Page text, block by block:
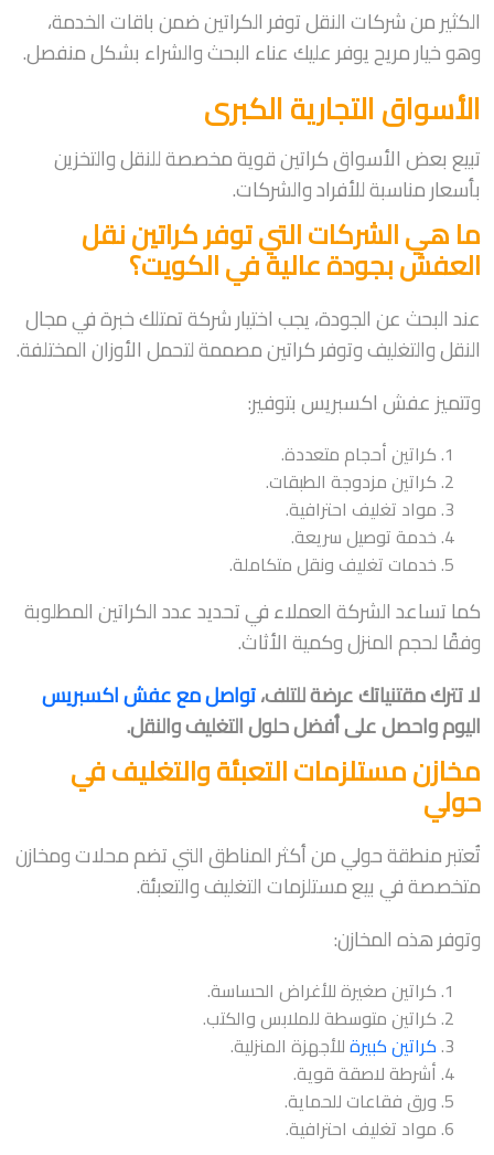
الكثير من شركات النقل توفر الكراتين ضمن باقات الخدمة،
وهو خيار مريح يوفر عليك عناء البحث والشراء بشكل منفصل.
الأسواق التجارية الكبرى
تبيع بعض الأسواق كراتين قوية مخصصة للنقل والتخزين
بأسعار مناسبة للأفراد والشركات.
ما هي الشركات التي توفر كراتين نقل
العفش بجودة عالية في الكويت؟
عند البحث عن الجودة، يجب اختيار شركة تمتلك خبرة في مجال
النقل والتغليف وتوفر كراتين مصممة لتحمل الأوزان المختلفة.
وتتميز عفش اكسبريس بتوفير:
كراتين أحجام متعددة.
كراتين مزدوجة الطبقات.
مواد تغليف احترافية.
خدمة توصيل سريعة.
خدمات تغليف ونقل متكاملة.
كما تساعد الشركة العملاء في تحديد عدد الكراتين المطلوبة
وفقًا لحجم المنزل وكمية الأثاث.
لا تترك مقتنياتك عرضة للتلف،تواصل مع عفش اكسبريس
اليوم واحصل على أفضل حلول التغليف والنقل.
مخازن مستلزمات التعبئة والتغليف في
حولي
تُعتبر منطقة حولي من أكثر المناطق التي تضم محلات ومخازن
متخصصة في بيع مستلزمات التغليف والتعبئة.
وتوفر هذه المخازن:
كراتين صغيرة للأغراض الحساسة.
كراتين متوسطة للملابس والكتب.
كراتين كبيرةللأجهزة المنزلية.
أشرطة لاصقة قوية.
ورق فقاعات للحماية.
مواد تغليف احترافية.